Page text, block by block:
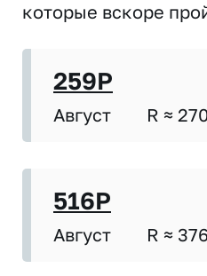
которые вскоре
259P
Август R ≈
516P
Август R ≈